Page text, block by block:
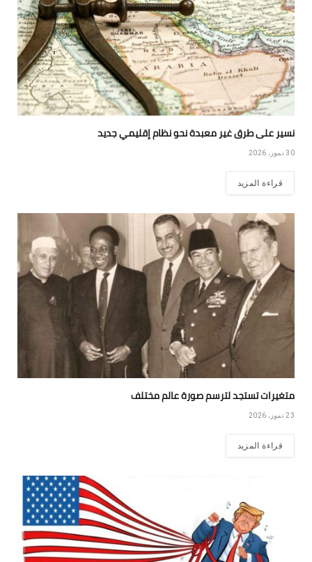
نسير على طرق غير معبدة نحو نظام إقليمي جديد
30 تموز، 2026
قراءة المزيد
متغيرات تستجد لترسم صورة عالم مختلف
23 تموز، 2026
قراءة المزيد